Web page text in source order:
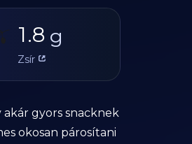
1.8 g
Zsír
gyors snacknek
okosan párosítani